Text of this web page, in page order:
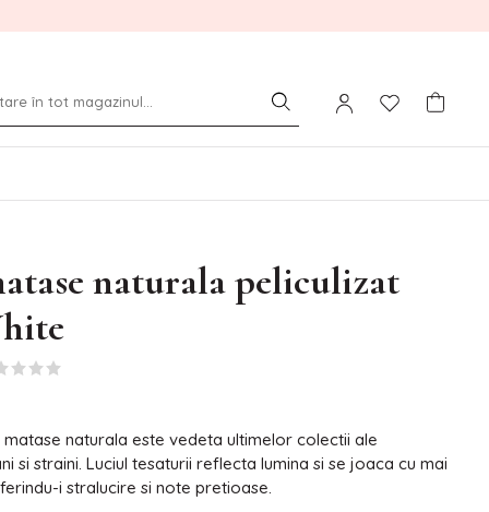
naturala peliculizat
matase naturala este vedeta ultimelor colectii ale
si straini. Luciul tesaturii reflecta lumina si se joaca cu mai
i stralucire si note pretioase.